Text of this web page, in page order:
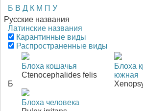
Б В Д К М П У
Русские названия
Латинские названия
Карантинные виды
Распространенные виды
Б
Блоха кошачья
Ctenocephalides felis
Блоха
южная
Блоха человека